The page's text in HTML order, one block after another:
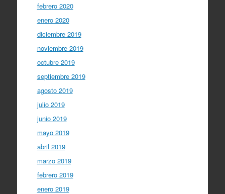
febrero 2020
enero 2020
diciembre 2019
noviembre 2019
octubre 2019
septiembre 2019
agosto 2019
julio 2019
junio 2019
mayo 2019
abril 2019
marzo 2019
febrero 2019
enero 2019